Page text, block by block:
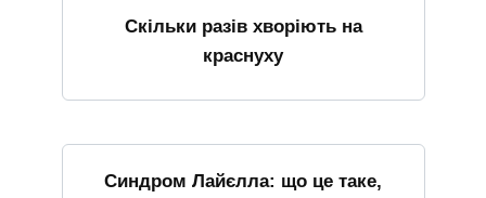
Скільки разів хворіють на
краснуху
Синдром Лайєлла: що це таке,